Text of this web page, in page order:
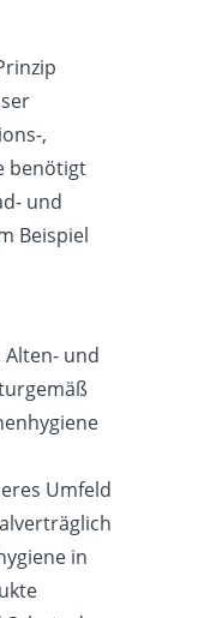
,
benötigt
und
Beispiel
und
Umfeld
in